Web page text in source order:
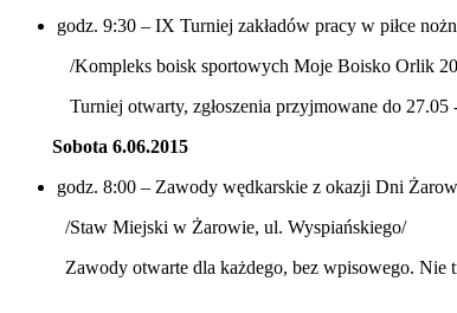
godz. 9:30 – IX Turniej zakładów pracy w piłce
/Kompleks boisk sportowych Moje Boisko Orlik
Turniej otwarty, zgłoszenia przyjmowane do
Sobota 6.06.2015
godz. 8:00 – Zawody wędkarskie z okazji Dni
/Staw Miejski w Żarowie, ul. Wyspiańskiego/
Zawody otwarte dla każdego, bez wpisowego. Nie